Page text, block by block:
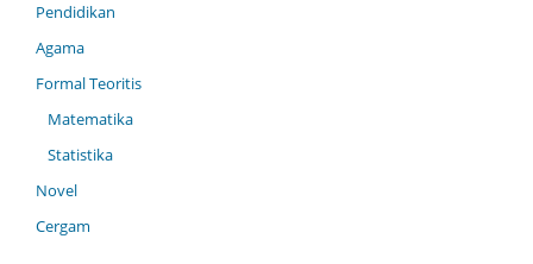
Pendidikan
Agama
Formal Teoritis
Matematika
Statistika
Novel
Cergam